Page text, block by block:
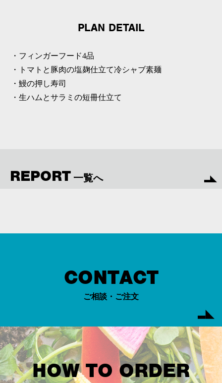
PLAN DETAIL
・フィンガーフード4品
・トマトと豚肉の塩麹仕立て冷シャブ素麺
・鰻の押し寿司
・生ハムとサラミの短冊仕立て
REPORT 一覧へ
CONTACT
ご相談・ご注文
HOW TO ORDER